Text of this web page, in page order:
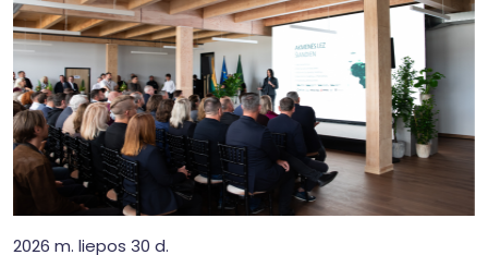
2026 m. liepos 30 d.